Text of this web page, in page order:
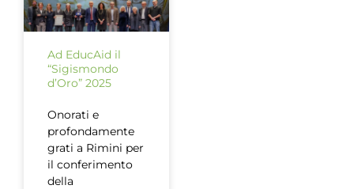
Ad EducAid il
“Sigismondo
d’Oro” 2025
Onorati e
profondamente
grati a Rimini per
il conferimento
della